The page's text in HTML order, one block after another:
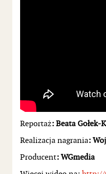
Reportaż: Beata Gołek-
Realizacja nagrania:
Producent: WGmedia